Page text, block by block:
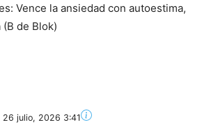
Vence la ansiedad con autoestima,
de Blok)
26 julio, 2026 3:41